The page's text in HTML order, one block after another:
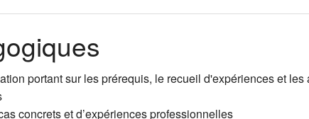
portant sur les prérequis, le recueil d'expériences et les
concrets et d’expériences professionnelles